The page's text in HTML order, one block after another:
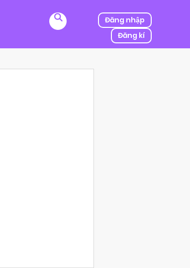
Đăng nhập
Đăng kí
ba mình bắt cóc, người được mệnh danh